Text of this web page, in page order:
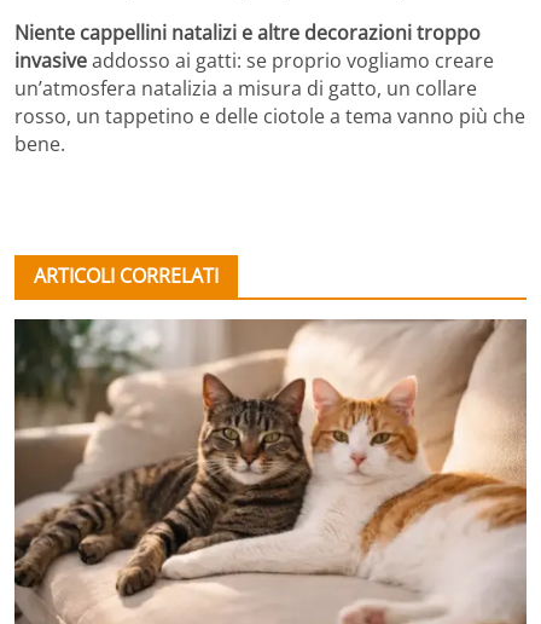
Niente cappellini natalizi e altre decorazioni troppo
invasiveaddosso ai gatti: se proprio vogliamo creare
un’atmosfera natalizia a misura di gatto, un collare
rosso, un tappetino e delle ciotole a tema vanno più che
bene.
ARTICOLI CORRELATI